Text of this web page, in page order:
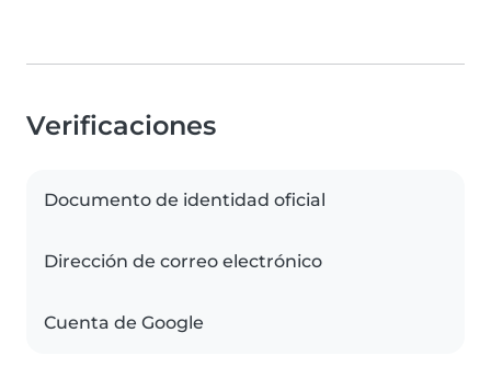
Verificaciones
Documento de identidad oficial
Dirección de correo electrónico
Cuenta de Google